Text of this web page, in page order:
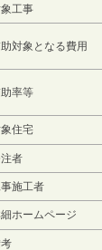
工事
対象となる費用
率等
住宅
者
施工者
ホームページ